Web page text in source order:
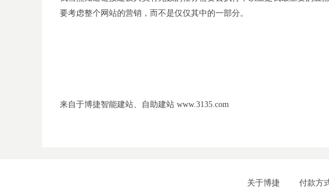
要考虑整个网站的营销，而不是仅仅其中的一部分。
来自于博捷智能建站、自助建站 www.3135.com
关于博捷 付款方